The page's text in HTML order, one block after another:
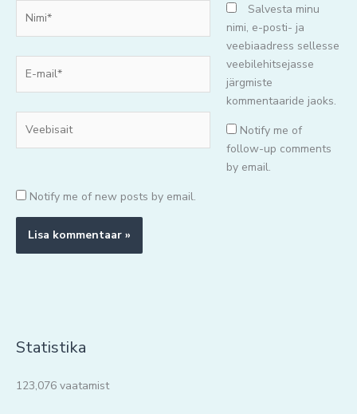
mail*
Salvesta minu
nimi, e-posti- ja
veebiaadress sellesse
veebilehitsejasse
järgmiste
kommentaaride jaoks.
Notify me of
follow-up comments
by email.
Notify me of new posts by email.
Statistika
123,076 vaatamist